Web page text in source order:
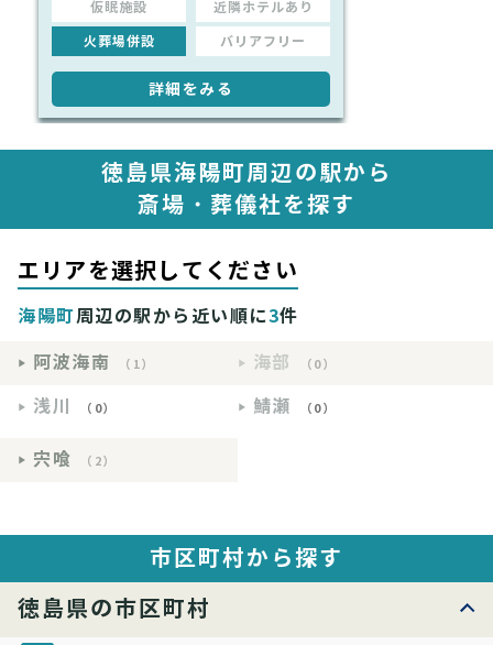
仮眠施設 近隣ホテルあり
火葬場併設 バリアフリー
詳細をみる
徳島県海陽町周辺の駅から
斎場・葬儀社を探す
エリアを選択してください
海陽町周辺の駅から近い順に3件
阿波海南
（1） 海部 （0）
浅川 （0） 鯖瀬 （0）
宍喰 （2）
市区町村から探す
徳島県の市区町村